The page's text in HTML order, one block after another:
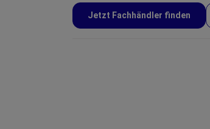
Jetzt Fachhändler finden